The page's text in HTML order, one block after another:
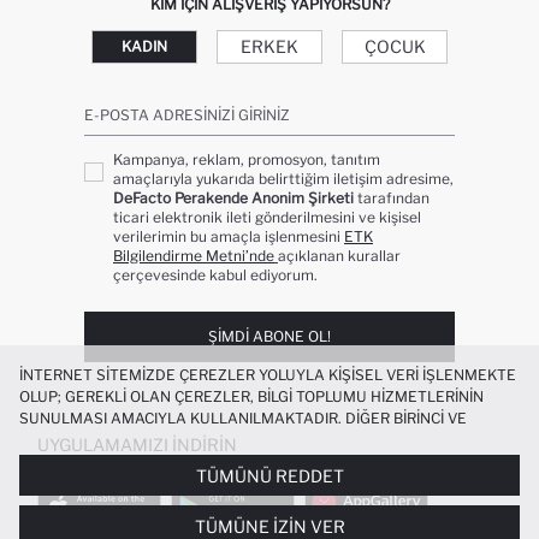
KIM IÇIN ALIŞVERIŞ YAPIYORSUN?
KADIN ERKEK ÇOCUK
E-POSTA ADRESINIZI GIRINIZ
Kampanya, reklam, promosyon, tanıtım
amaçlarıyla yukarıda belirttiğim iletişim adresime,
DeFacto Perakende Anonim Şirketi tarafından
ticari elektronik ileti gönderilmesini ve kişisel
verilerimin bu amaçla işlenmesini ETK
Bilgilendirme Metni’nde açıklanan kurallar
çerçevesinde kabul ediyorum.
ŞIMDI ABONE OL!
UYGULAMAMIZI İNDIRIN
İNTERNET SITEMIZDE ÇEREZLER YOLUYLA KIŞISEL VERI IŞLENMEKTE
OLUP; GEREKLI OLAN ÇEREZLER, BILGI TOPLUMU HIZMETLERININ
SUNULMASI AMACIYLA KULLANILMAKTADIR. DIĞER BIRINCI VE
ÜÇÜNCÜ TARAF ÇEREZLER ISE SIZE DAHA IYI BIR ALIŞVERIŞ
DENEYIMI SUNULABILMESI, SITEMIZIN DAHA IŞLEVSEL KILINMASI VE
KIŞISELLEŞTIRMESI VE AÇIK RIZA VERMENIZ HALINDE, SIZLERE
YÖNELIK PAZARLAMA FAALIYETLERININ YAPILMASI AMAÇLARIYLA
SINIRLI OLARAK KULLANILACAKTIR. ÇEREZLERE DAIR TERCIHLERINIZI
TÜMÜNÜ REDDET
TÜMÜNE İZIN VER